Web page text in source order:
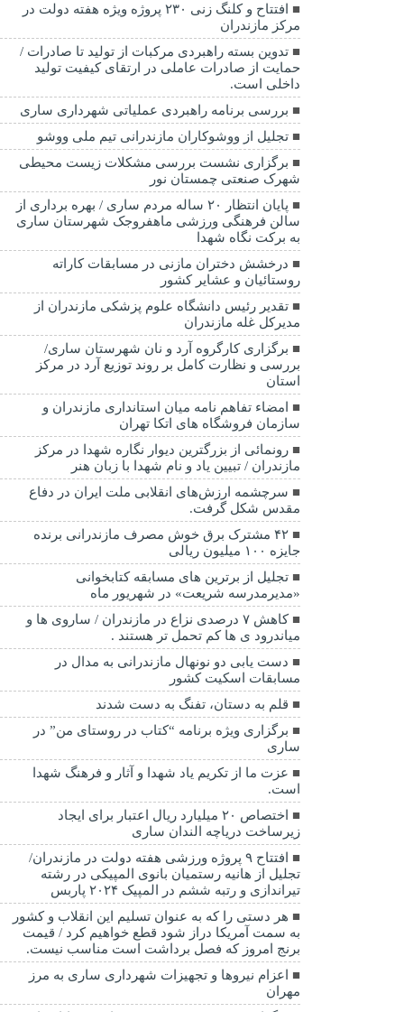
افتتاح و کلنگ زنی ۲۳۰ پروژه ویژه هفته دولت در
مرکز مازندران
تدوین بسته راهبردی مرکبات از تولید تا صادرات /
حمایت از صادرات عاملی در ارتقای کیفیت تولید
داخلی است.
بررسی برنامه راهبردی عملیاتی شهرداری ساری
تجلیل از ووشوکاران مازندرانی تیم ملی ووشو
برگزاری نشست بررسی مشکلات زیست محیطی
شهرک صنعتی چمستان نور
پایان انتظار ۲۰ ساله مردم ساری / بهره برداری از
سالن فرهنگی ورزشی ماهفروجک شهرستان ساری
به برکت نگاه شهدا
درخشش دختران مازنی در مسابقات کاراته
روستائیان و عشایر کشور
تقدیر رئیس دانشگاه علوم پزشکی مازندران از
مدیرکل غله مازندران
برگزاری کارگروه آرد و نان شهرستان ساری/
بررسی و نظارت کامل بر روند توزیع آرد در مرکز
استان
امضاء تفاهم نامه میان استانداری مازندران و
سازمان فروشگاه های اتکا تهران
رونمائی از بزرگترین دیوار نگاره شهدا در مرکز
مازندران / تبیین یاد و نام شهدا با زبان هنر
سرچشمه ارزش‌های انقلابی ملت ایران در دفاع
مقدس شکل گرفت.
۴۲ مشترک برق خوش مصرف مازندرانی برنده
جایزه ۱۰۰ میلیون ریالی
تجلیل از برترین های مسابقه کتابخوانی
«مدیرمدرسه شریعت» در شهریور ماه
کاهش ۷ درصدی نزاع در مازندران / ساروی ها و
میاندرود ی ها کم تحمل تر هستند‌ .
دست یابی دو نونهال مازندرانی به مدال در
مسابقات اسکیت کشور
قلم به دستان، تفنگ به دست شدند
برگزاری ویژه برنامه “کتاب در روستای من” در
ساری
عزت ما از تکریم یاد شهدا و آثار و فرهنگ شهدا
است.
اختصاص ۲۰ میلیارد ریال اعتبار برای ایجاد
زیرساخت دریاچه الندان ساری
افتتاح ۹ پروژه ورزشی هفته دولت در مازندران/
تجلیل از هانیه رستمیان بانوی المپیکی در رشته
تیراندازی و رتبه ششم در المپیک ۲۰۲۴ پاربس
هر دستی را که به عنوان تسلیم این انقلاب و کشور
به سمت آمريکا دراز شود قطع خواهیم کرد / قیمت
برنج امروز که فصل برداشت است مناسب نیست.
اعزام نیروها و تجهیزات شهرداری ساری به مرز
مهران